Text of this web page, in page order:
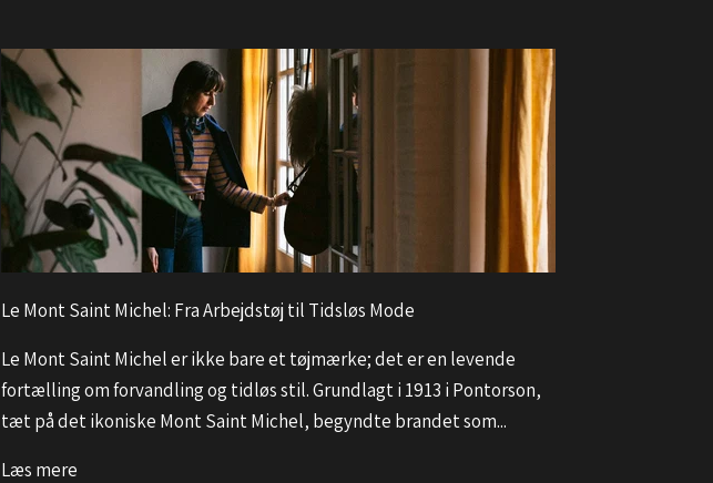
Le Mont Saint Michel: Fra Arbejdstøj til Tidsløs Mode
Le Mont Saint Michel er ikke bare et tøjmærke; det er en levende
fortælling om forvandling og tidløs stil. Grundlagt i 1913 i Pontorson,
tæt på det ikoniske Mont Saint Michel, begyndte brandet som...
Læs mere